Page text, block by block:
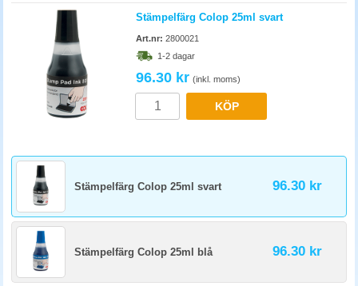
Stämpelfärg Colop 25ml svart
Art.nr: 2800021
1-2 dagar
96.30 kr (inkl. moms)
KÖP
Stämpelfärg Colop 25ml svart 96.30 kr
Stämpelfärg Colop 25ml blå 96.30 kr